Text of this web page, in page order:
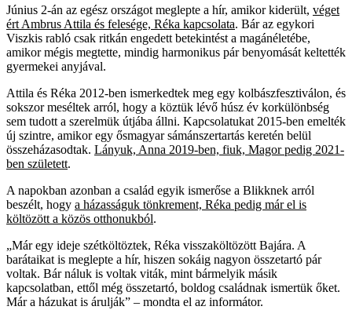
Június 2-án az egész országot meglepte a hír, amikor kiderült, véget
ért Ambrus Attila és felesége, Réka kapcsolata. Bár az egykori
Viszkis rabló csak ritkán engedett betekintést a magánéletébe,
amikor mégis megtette, mindig harmonikus pár benyomását keltették
gyermekei anyjával.
Attila és Réka 2012-ben ismerkedtek meg egy kolbászfesztiválon, és
sokszor meséltek arról, hogy a köztük lévő húsz év korkülönbség
sem tudott a szerelmük útjába állni. Kapcsolatukat 2015-ben emelték
új szintre, amikor egy ősmagyar sámánszertartás keretén belül
összeházasodtak. Lányuk, Anna 2019-ben, fiuk, Magor pedig 2021-
ben született.
A napokban azonban a család egyik ismerőse a Blikknek arról
beszélt, hogy a házasságuk tönkrement, Réka pedig már el is
költözött a közös otthonukból.
„Már egy ideje szétköltöztek, Réka visszaköltözött Bajára. A
barátaikat is meglepte a hír, hiszen sokáig nagyon összetartó pár
voltak. Bár náluk is voltak viták, mint bármelyik másik
kapcsolatban, ettől még összetartó, boldog családnak ismertük őket.
Már a házukat is árulják” – mondta el az informátor.